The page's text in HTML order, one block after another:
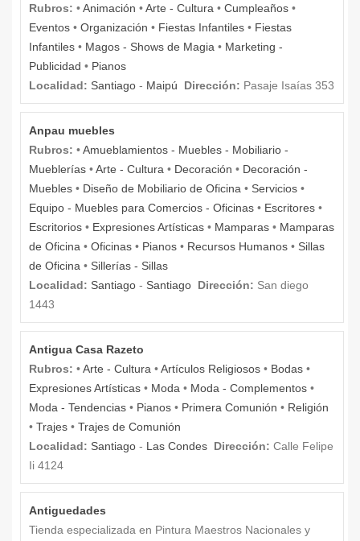
Rubros: •Animación •Arte - Cultura • Cumpleaños •
Eventos • Organización • Fiestas Infantiles • Fiestas
Infantiles • Magos - Shows de Magia • Marketing -
Publicidad • Pianos
Localidad: Santiago - Maipú Dirección: Pasaje Isaías 353
Anpau muebles
Rubros: •Amueblamientos - Muebles - Mobiliario -
Mueblerías •Arte - Cultura • Decoración • Decoración -
Muebles • Diseño de Mobiliario de Oficina • Servicios •
Equipo - Muebles para Comercios - Oficinas • Escritores •
Escritorios • Expresiones Artísticas • Mamparas • Mamparas
de Oficina • Oficinas • Pianos • Recursos Humanos • Sillas
de Oficina • Sillerías - Sillas
Localidad: Santiago - Santiago Dirección: San diego
1443
Antigua Casa Razeto
Rubros: •Arte - Cultura •Artículos Religiosos • Bodas •
Expresiones Artísticas • Moda • Moda - Complementos •
Moda - Tendencias • Pianos • Primera Comunión • Religión
• Trajes • Trajes de Comunión
Localidad: Santiago - Las Condes Dirección: Calle Felipe
Ii 4124
Antiguedades
Tienda especializada en Pintura Maestros Nacionales y